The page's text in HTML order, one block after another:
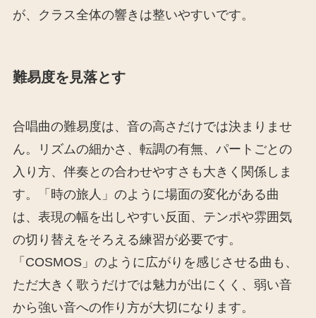
が、クラス全体の響きは整いやすいです。
難易度を見落とす
合唱曲の難易度は、音の高さだけでは決まりませ
ん。リズムの細かさ、転調の有無、パートごとの
入り方、伴奏との合わせやすさも大きく関係しま
す。「時の旅人」のように場面の変化がある曲
は、表現の幅を出しやすい反面、テンポや雰囲気
の切り替えをそろえる練習が必要です。
「COSMOS」のように広がりを感じさせる曲も、
ただ大きく歌うだけでは魅力が出にくく、弱い音
から強い音への作り方が大切になります。